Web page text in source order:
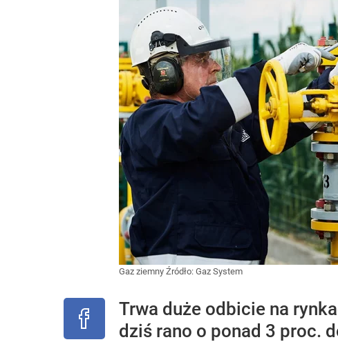
Gaz ziemny Źródło: Gaz System
Trwa duże odbicie na
dziś rano o ponad 3 proc.